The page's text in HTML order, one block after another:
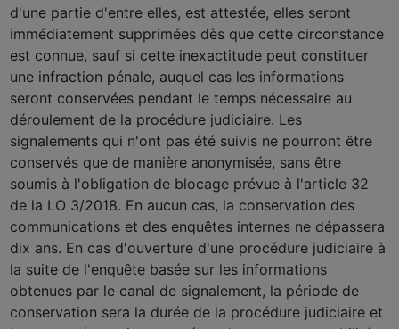
d'une partie d'entre elles, est attestée, elles seront
immédiatement supprimées dès que cette circonstance
est connue, sauf si cette inexactitude peut constituer
une infraction pénale, auquel cas les informations
seront conservées pendant le temps nécessaire au
déroulement de la procédure judiciaire. Les
signalements qui n'ont pas été suivis ne pourront être
conservés que de manière anonymisée, sans être
soumis à l'obligation de blocage prévue à l'article 32
de la LO 3/2018. En aucun cas, la conservation des
communications et des enquêtes internes ne dépassera
dix ans. En cas d'ouverture d'une procédure judiciaire à
la suite de l'enquête basée sur les informations
obtenues par le canal de signalement, la période de
conservation sera la durée de la procédure judiciaire et